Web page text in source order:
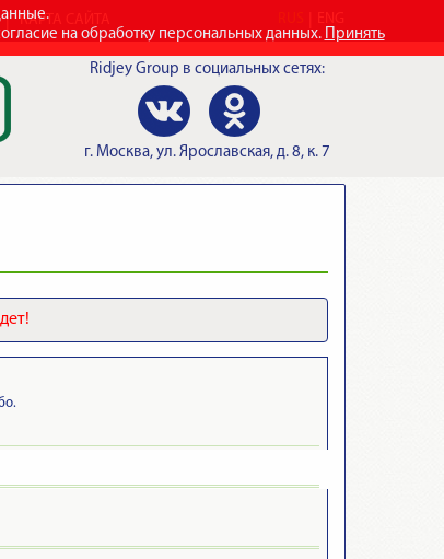
на обработку персональных данных. Принять
КАРТА САЙТА
Ridjey Group в социальных сетях:
г. Москва, ул. Ярославская, д. 8, к. 7